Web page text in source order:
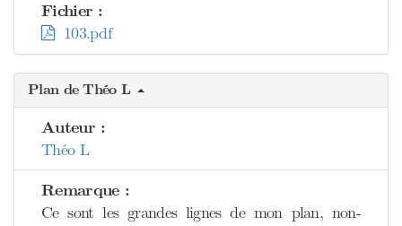
Fichier :
103.pdf
Plan de Théo L
Auteur :
Théo L
Remarque :
Ce sont les grandes lignes de mon plan, non-